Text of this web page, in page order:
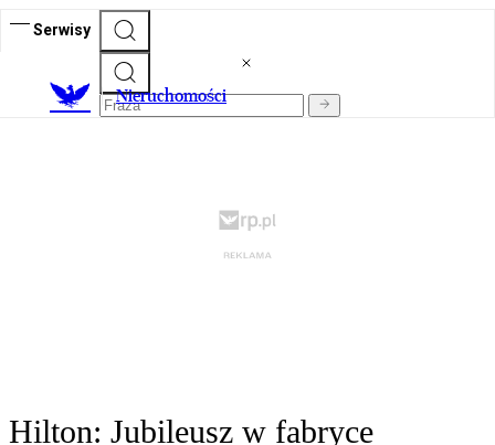
Serwisy
Nieruchomości
Hilton: Jubileusz w fabryce